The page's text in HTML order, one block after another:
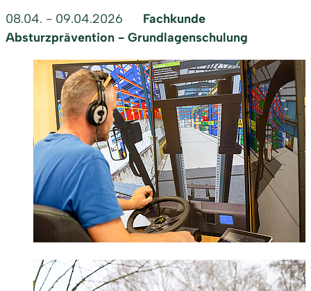
08.04. - 09.04.2026
Fachkunde
Absturzprävention - Grundlagenschulung